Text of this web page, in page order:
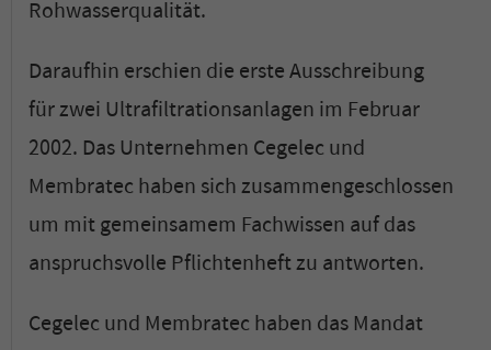
Rohwasserqualität.
Daraufhin erschien die erste Ausschreibung
für zwei Ultrafiltrationsanlagen im Februar
2002. Das Unternehmen Cegelec und
Membratec haben sich zusammengeschlossen
um mit gemeinsamem Fachwissen auf das
anspruchsvolle Pflichtenheft zu antworten.
Cegelec und Membratec haben das Mandat